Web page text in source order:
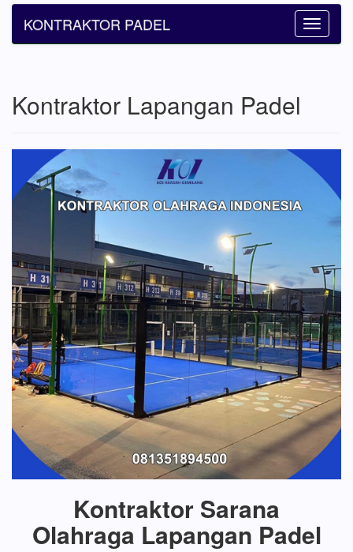
Toggle
KONTRAKTOR PADEL
Kontraktor Lapangan Padel
Kontraktor Sarana
Olahraga Lapangan Padel